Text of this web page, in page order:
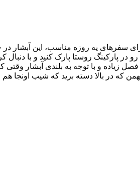
رسیدن به آبشار یه جاهایی خیلی زیاده و باید در بالا رفتن مراقب
که در بالا دسته برید که شیب اونجا